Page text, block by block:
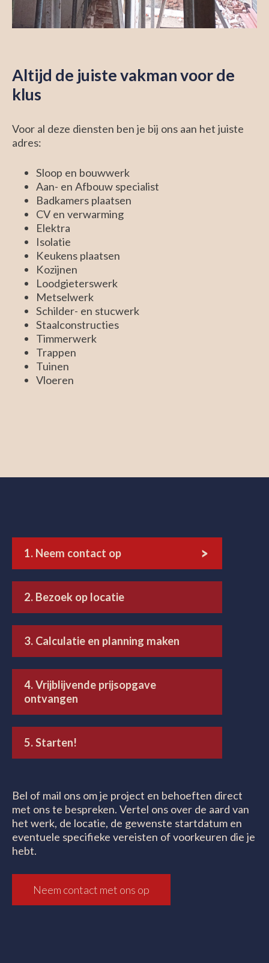
Altijd de juiste vakman voor de
klus
Voor al deze diensten ben je bij ons aan het juiste
adres:
Sloop en bouwwerk
Aan- en Afbouw specialist
Badkamers plaatsen
CV en verwarming
Elektra
Isolatie
Keukens plaatsen
Kozijnen
Loodgieterswerk
Metselwerk
Schilder- en stucwerk
Staalconstructies
Timmerwerk
Trappen
Tuinen
Vloeren
1. Neem contact op
2. Bezoek op locatie
3. Calculatie en planning maken
4. Vrijblijvende prijsopgave
ontvangen
5. Starten!
Bel of mail ons om je project en behoeften direct
met ons te bespreken. Vertel ons over de aard van
het werk, de locatie, de gewenste startdatum en
eventuele specifieke vereisten of voorkeuren die je
hebt.
Neem contact met ons op